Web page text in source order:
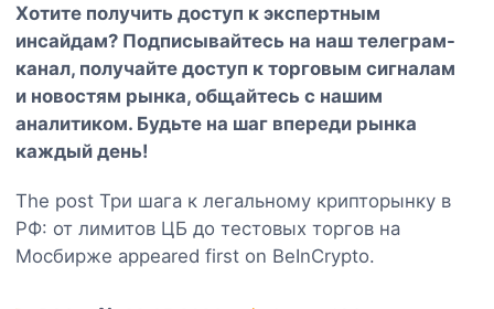
Хотите получить доступ к экспертным
инсайдам? Подписывайтесь на наш телеграм-
канал, получайте доступ к торговым сигналам
и новостям рынка, общайтесь с нашим
аналитиком. Будьте на шаг впереди рынка
каждый день!
The post Три шага к легальному крипторынку в
РФ: от лимитов ЦБ до тестовых торгов на
Мосбирже appeared first on BeInCrypto.